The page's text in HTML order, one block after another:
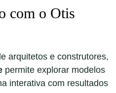
com o Otis
arquitetos e construtores,
permite explorar modelos
interativa com resultados